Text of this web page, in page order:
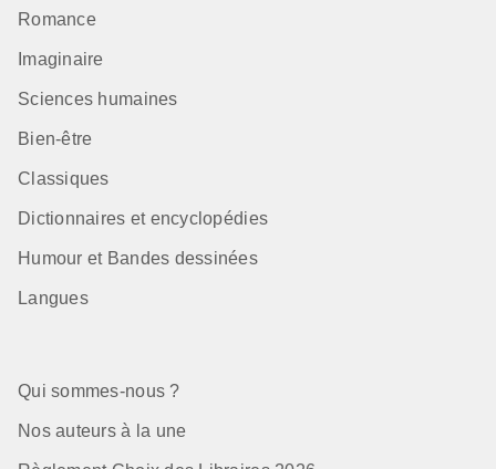
Romance
Imaginaire
Sciences humaines
Bien-être
Classiques
Dictionnaires et encyclopédies
Humour et Bandes dessinées
Langues
Qui sommes-nous ?
Nos auteurs à la une